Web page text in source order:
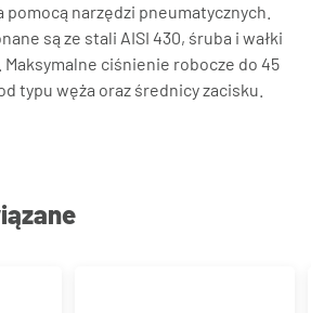
pomocą narzędzi pneumatycznych.
są ze stali AISI 430, śruba i wałki
ciśnienie robocze do 45
typu węża oraz średnicy zacisku.